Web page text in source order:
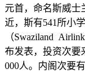
元首，命名斯威士
近，斯有541所小
（Swaziland
布发表，投资次要
000人。内阁次要